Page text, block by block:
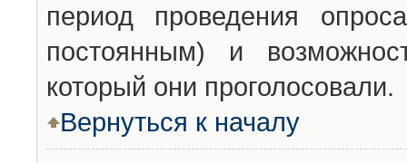
период проведения
постоянным) и
который они проголосовали.
Вернуться к началу